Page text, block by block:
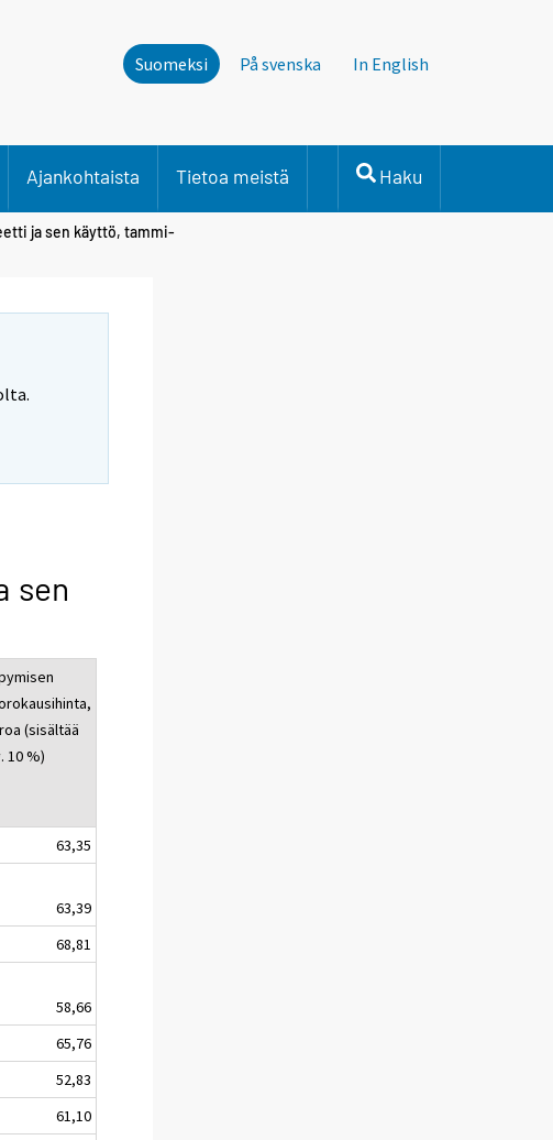
Suomeksi På svenska In English
Ajankohtaista Tietoa meistä Haku
ja sen käyttö, tammi-
sen
(sisältää
10 %)
63,35
63,39
68,81
58,66
65,76
52,83
61,10